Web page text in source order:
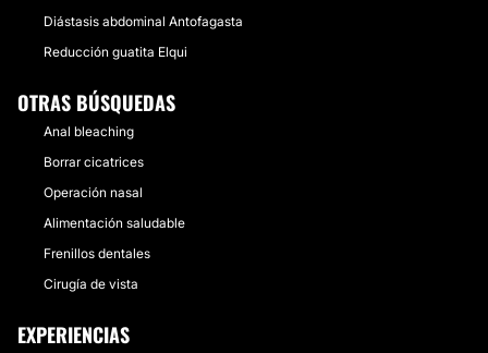
Diástasis abdominal Antofagasta
Reducción guatita Elqui
OTRAS BÚSQUEDAS
Anal bleaching
Borrar cicatrices
Operación nasal
Alimentación saludable
Frenillos dentales
Cirugía de vista
EXPERIENCIAS